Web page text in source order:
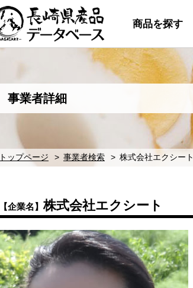
商品を探す
事業者詳細
トップページ 事業者検索 株式会社エクシート
【企業名】株式会社エクシート